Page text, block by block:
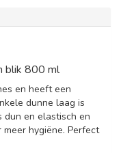
blik 800 ml
en heeft een
dunne laag is
en elastisch en
hygiëne. Perfect